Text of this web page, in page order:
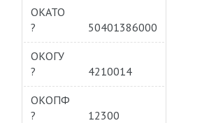
ОКАТО
?
50401386000
ОКОГУ
?
4210014
ОКОПФ
?
12300